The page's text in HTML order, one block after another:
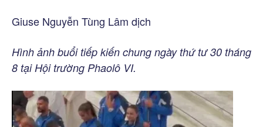
Giuse Nguyễn Tùng Lâm dịch
Hình ảnh buổi tiếp kiến chung ngày thứ tư 30 tháng
8 tại Hội trường Phaolô VI.